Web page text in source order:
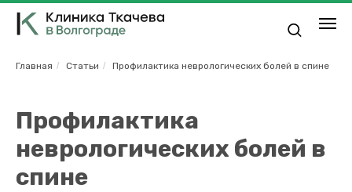
Главная / Статьи / Профилактика неврологических болей в спине
Профилактика
неврологических болей в
спине